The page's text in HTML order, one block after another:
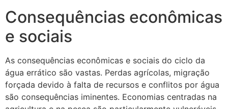
Consequências econômicas
e sociais
As consequências econômicas e sociais do ciclo da
água errático são vastas. Perdas agrícolas, migração
forçada devido à falta de recursos e conflitos por água
são consequências iminentes. Economias centradas na